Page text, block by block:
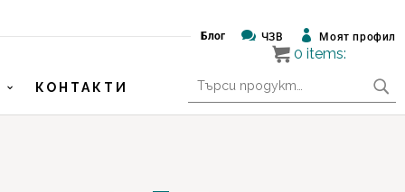
Блог  ЧЗВ  Моят профил
КОНТАКТИ
за:
0 items: